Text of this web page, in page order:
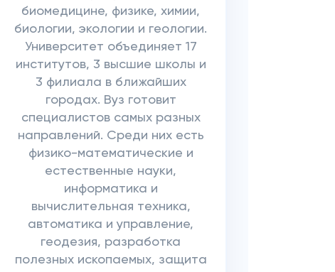
биомедицине, физике, химии,
биологии, экологии и геологии.
Университет объединяет 17
институтов, 3 высшие школы и
3 филиала в ближайших
городах. Вуз готовит
специалистов самых разных
направлений. Среди них есть
физико-математические и
естественные науки,
информатика и
вычислительная техника,
автоматика и управление,
геодезия, разработка
полезных ископаемых, защита